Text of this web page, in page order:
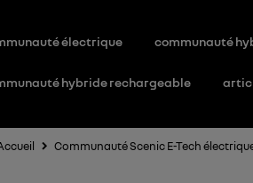
électrique communauté
hybride rechargeable
Communauté Scenic E-Tech